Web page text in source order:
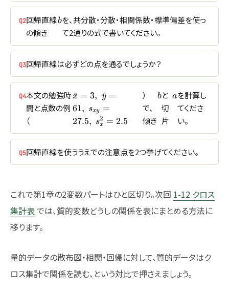
Q2回帰直線
の傾き
b
bを、共分散・分散・相関係数・標準偏差を使っ
て2通りの式で書いてください。
Q3回帰直線は必ずどの点を通るでしょうか？
Q4本文の勉強時
間と点数の例
（
\bar{x}=3,\
\bar{y}=61,\
s_{xy}=27.5,\
s_x^2=2.5
x
ˉ = 3, y
ˉ =
61, sxy
=
27.5, sx
2 = 2.5
）
で、
傾き
b
bと
切
片
a
aを計算し
てくださ
い。
Q5回帰直線を使ううえでの注意点を2つ挙げてください。
これで第1章の2変数パートはひと区切り。次回 1-12 クロス
集計表では、質的変数どうしの関係を表にまとめる方法に
移ります。
量的データの散布図・相関・回帰に対して、質的データはク
ロス集計で関係を読む、という対比で押さえましょう。